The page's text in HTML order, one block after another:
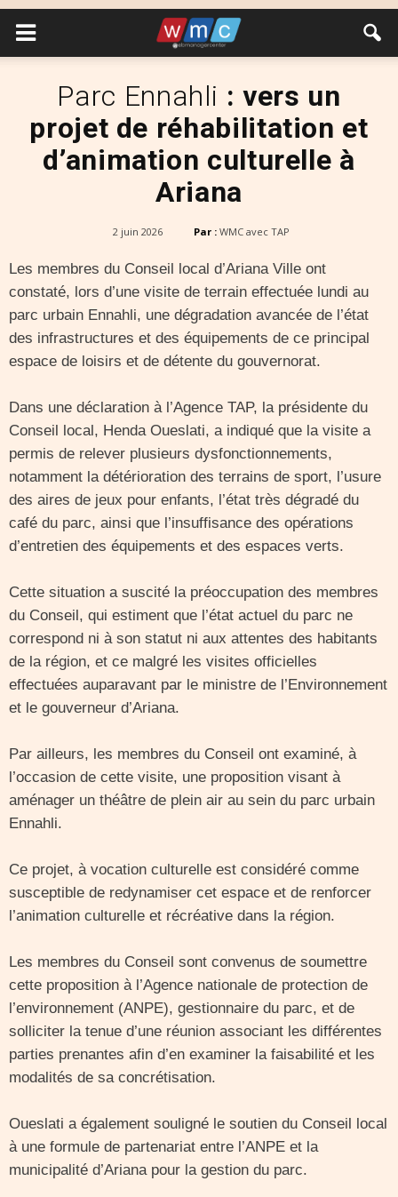
Parc Ennahli : vers un
projet de réhabilitation et
d’animation culturelle à
Ariana
2 juin 2026 Par : WMC avec TAP
Les membres du Conseil local d’Ariana Ville ont
constaté, lors d’une visite de terrain effectuée lundi au
parc urbain Ennahli, une dégradation avancée de l’état
des infrastructures et des équipements de ce principal
espace de loisirs et de détente du gouvernorat.
Dans une déclaration à l’Agence TAP, la présidente du
Conseil local, Henda Oueslati, a indiqué que la visite a
permis de relever plusieurs dysfonctionnements,
notamment la détérioration des terrains de sport, l’usure
des aires de jeux pour enfants, l’état très dégradé du
café du parc, ainsi que l’insuffisance des opérations
d’entretien des équipements et des espaces verts.
Cette situation a suscité la préoccupation des membres
du Conseil, qui estiment que l’état actuel du parc ne
correspond ni à son statut ni aux attentes des habitants
de la région, et ce malgré les visites officielles
effectuées auparavant par le ministre de l’Environnement
et le gouverneur d’Ariana.
Par ailleurs, les membres du Conseil ont examiné, à
l’occasion de cette visite, une proposition visant à
aménager un théâtre de plein air au sein du parc urbain
Ennahli.
Ce projet, à vocation culturelle est considéré comme
susceptible de redynamiser cet espace et de renforcer
l’animation culturelle et récréative dans la région.
Les membres du Conseil sont convenus de soumettre
cette proposition à l’Agence nationale de protection de
l’environnement (ANPE), gestionnaire du parc, et de
solliciter la tenue d’une réunion associant les différentes
parties prenantes afin d’en examiner la faisabilité et les
modalités de sa concrétisation.
Oueslati a également souligné le soutien du Conseil local
à une formule de partenariat entre l’ANPE et la
municipalité d’Ariana pour la gestion du parc.